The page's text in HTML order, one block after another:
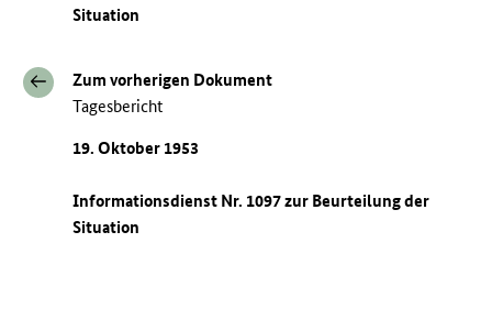
Situation
Zum vorherigen Dokument
Tagesbericht
19. Oktober 1953
Informationsdienst Nr. 1097 zur Beurteilung der
Situation